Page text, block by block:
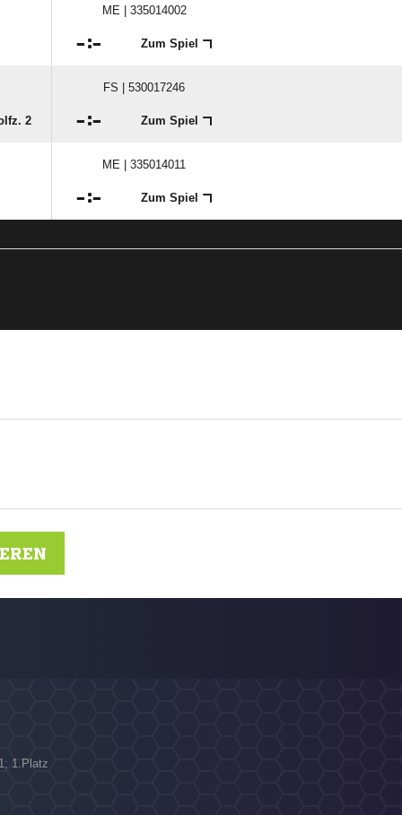
ME | 335014002
: Zum Spiel
FS | 530017246
2 : Zum Spiel
ME | 335014011
: Zum Spiel
1.Platz